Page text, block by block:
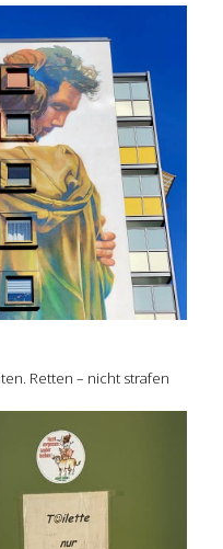
Retten – nicht strafen